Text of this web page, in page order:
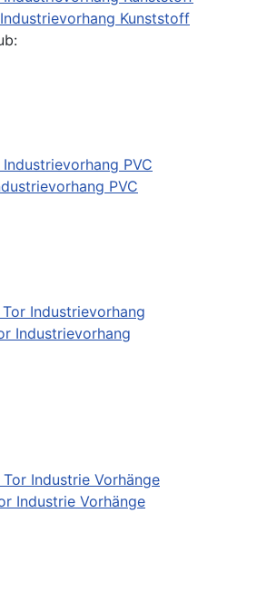
Kunststoff
PVC
Industrievorhang
Industrie Vorhänge